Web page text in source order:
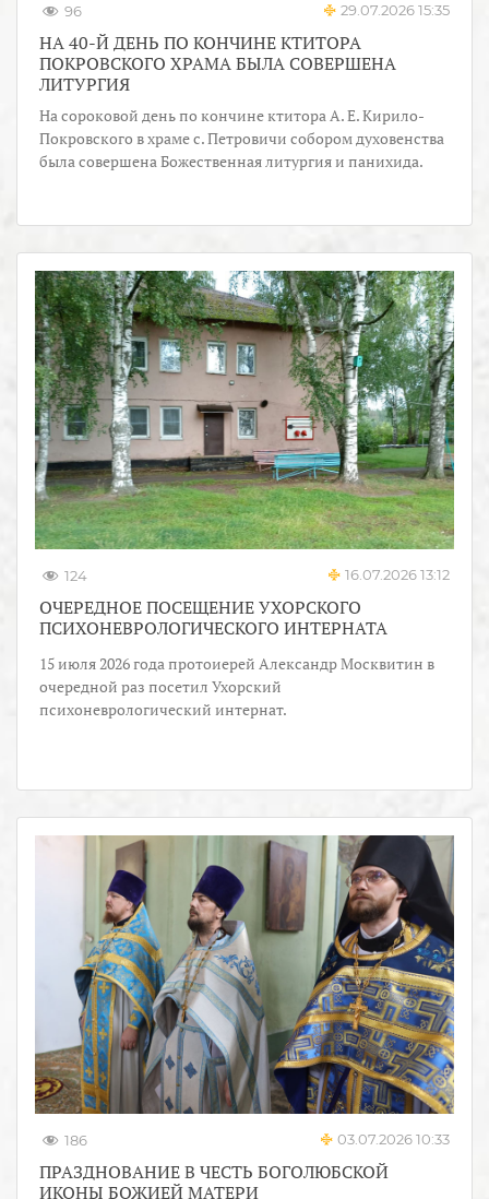
96 29.07.2026 15:35
НА 40-Й ДЕНЬ ПО КОНЧИНЕ КТИТОРА
ПОКРОВСКОГО ХРАМА БЫЛА СОВЕРШЕНА
ЛИТУРГИЯ
На сороковой день по кончине ктитора А. Е. Кирило-
Покровского в храме с. Петровичи собором духовенства
была совершена Божественная литургия и панихида.
124 16.07.2026 13:12
ОЧЕРЕДНОЕ ПОСЕЩЕНИЕ УХОРСКОГО
ПСИХОНЕВРОЛОГИЧЕСКОГО ИНТЕРНАТА
15 июля 2026 года протоиерей Александр Москвитин в
очередной раз посетил Ухорский
психоневрологический интернат.
186 03.07.2026 10:33
ПРАЗДНОВАНИЕ В ЧЕСТЬ БОГОЛЮБСКОЙ
ИКОНЫ БОЖИЕЙ МАТЕРИ